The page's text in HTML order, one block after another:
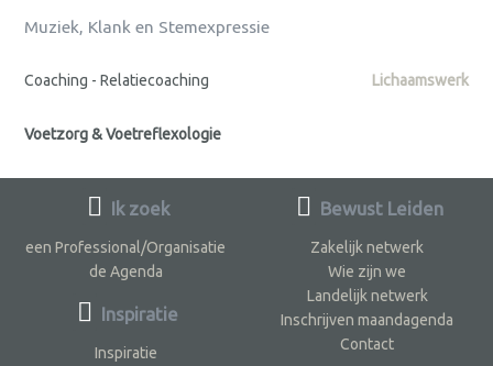
Muziek, Klank en Stemexpressie
Coaching - Relatiecoaching Lichaamswerk
Voetzorg & Voetreflexologie
Ik zoek
een Professional/Organisatie
de Agenda
Inspiratie
Inspiratie
Bewust Leiden
Zakelijk netwerk
Wie zijn we
Landelijk netwerk
Inschrijven maandagenda
Contact